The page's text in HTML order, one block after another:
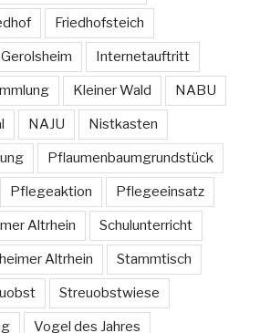
Friedhofsteich
Internetauftritt
Kleiner Wald NABU
NAJU Nistkasten
Pflaumenbaumgrundstück
Pflegeaktion Pflegeeinsatz
Altrhein Schulunterricht
Altrhein Stammtisch
Streuobstwiese
Vogel des Jahres